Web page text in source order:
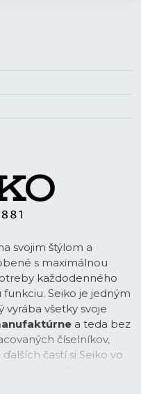
svojim štýlom a
s maximálnou
každodenného
Seiko je jedným
vyrába všetky svoje
a teda bez
číselníkov,
častí si Seiko vo
Maximálna